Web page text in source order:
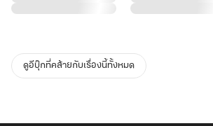
ดูอีบุ๊กที่คล้ายกับเรื่องนี้ทั้งหมด